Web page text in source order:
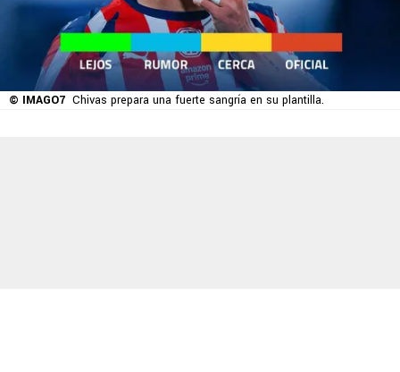
© IMAGO7 Chivas prepara una fuerte sangría en su plantilla.